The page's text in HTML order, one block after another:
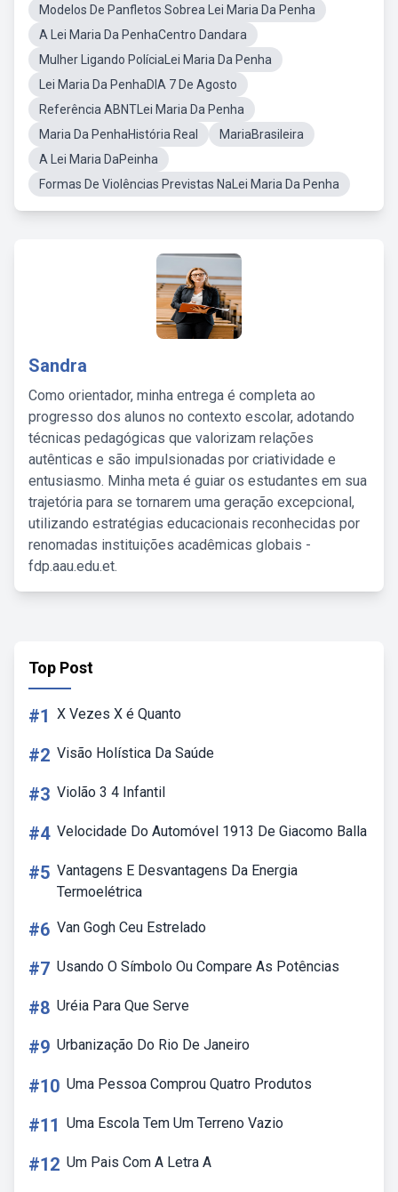
Modelos De Panfletos Sobrea Lei Maria Da Penha
A Lei Maria Da PenhaCentro Dandara
Mulher Ligando PolíciaLei Maria Da Penha
Lei Maria Da PenhaDIA 7 De Agosto
Referência ABNTLei Maria Da Penha
Maria Da PenhaHistória Real
MariaBrasileira
A Lei Maria DaPeinha
Formas De Violências Previstas NaLei Maria Da Penha
Sandra
Como orientador, minha entrega é completa ao
progresso dos alunos no contexto escolar, adotando
técnicas pedagógicas que valorizam relações
autênticas e são impulsionadas por criatividade e
entusiasmo. Minha meta é guiar os estudantes em sua
trajetória para se tornarem uma geração excepcional,
utilizando estratégias educacionais reconhecidas por
renomadas instituições acadêmicas globais -
fdp.aau.edu.et.
Top Post
#1 X Vezes X é Quanto
#2 Visão Holística Da Saúde
#3 Violão 3 4 Infantil
#4 Velocidade Do Automóvel 1913 De Giacomo Balla
#5 Vantagens E Desvantagens Da Energia
Termoelétrica
#6 Van Gogh Ceu Estrelado
#7 Usando O Símbolo Ou Compare As Potências
#8 Uréia Para Que Serve
#9 Urbanização Do Rio De Janeiro
#10 Uma Pessoa Comprou Quatro Produtos
#11 Uma Escola Tem Um Terreno Vazio
#12 Um Pais Com A Letra A